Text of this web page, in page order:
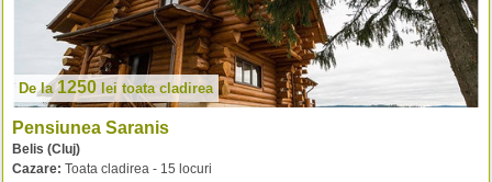
De la 1250 lei toata cladirea
Pensiunea Saranis
Belis (Cluj)
Cazare: Toata cladirea - 15 locuri